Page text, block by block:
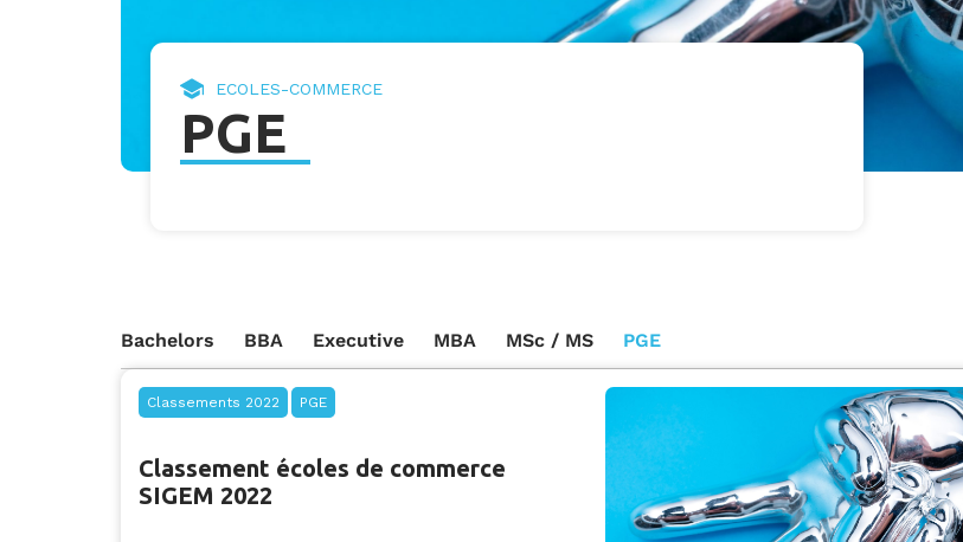
ECOLES-COMMERCE
PGE
Bachelors BBA Executive MBA MSc / MS PGE
Classements 2022 PGE
Classement écoles de commerce
SIGEM 2022